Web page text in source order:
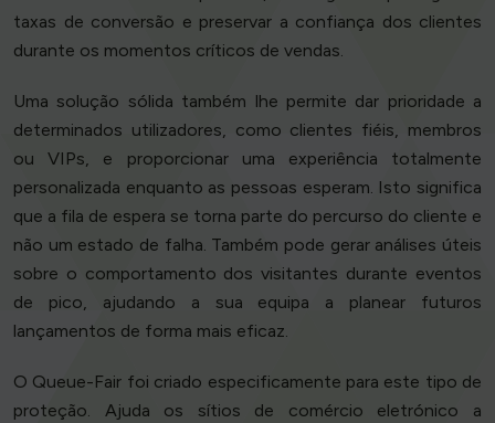
taxas de conversão e preservar a confiança dos clientes
durante os momentos críticos de vendas.
Uma solução sólida também lhe permite dar prioridade a
determinados utilizadores, como clientes fiéis, membros
ou VIPs, e proporcionar uma experiência totalmente
personalizada enquanto as pessoas esperam. Isto significa
que a fila de espera se torna parte do percurso do cliente e
não um estado de falha. Também pode gerar análises úteis
sobre o comportamento dos visitantes durante eventos
de pico, ajudando a sua equipa a planear futuros
lançamentos de forma mais eficaz.
O Queue-Fair foi criado especificamente para este tipo de
proteção. Ajuda os sítios de comércio eletrónico a